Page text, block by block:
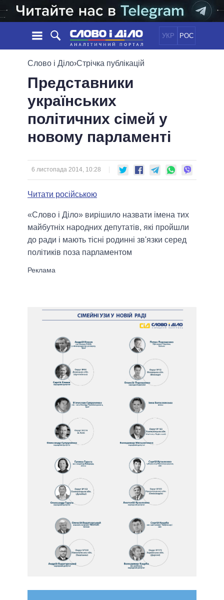
УКР РОС
НОВИНИ
СТРІЧКА
ПОДІЇ
СТАТТІ
ОГЛЯДИ
ДАЙДЖЕСТИ
ПОЛІТИКА
СУСПІЛЬСТВО
ОБIЦЯНКИ
ПОЛIТИКИ
ПРЕЗИДЕНТ І ОФІС
ВЕРХОВНА РАДА
КАБІНЕТ МІНІСТРІВ
ВСІ ПЕРСОНИ
ПІДТРИМАТИ
ПОРІВНЯННЯ ПОЛІТИКІВ
Слово і Діло›Стрічка публікацій
Представники
українських
політичних сімей у
новому парламенті
6 листопада 2014, 10:28
Читати російською
«Слово і Діло» вирішило назвати імена тих
майбутніх народних депутатів, які пройшли
до ради і мають тісні родинні зв'язки серед
політиків поза парламентом